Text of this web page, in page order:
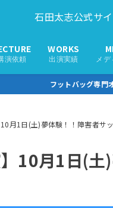
石田太志公式サ
演依頼
WORKS
出演実績 メデ
フットバッグ専門
10月1日(土)夢体験！！障害者サ
】10月1日(